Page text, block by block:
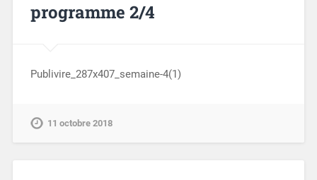
programme 2/4
Publivire_287x407_semaine-4(1)
11 octobre 2018